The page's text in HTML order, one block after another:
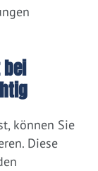
bei
können Sie
Diese